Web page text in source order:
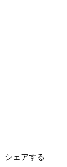
シェアする